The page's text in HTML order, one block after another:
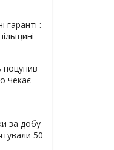
поцупив
чекає
за добу
50